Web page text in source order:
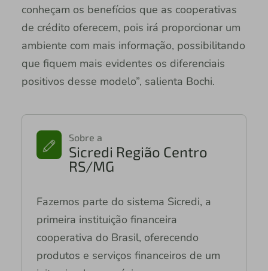
conheçam os benefícios que as cooperativas
de crédito oferecem, pois irá proporcionar um
ambiente com mais informação, possibilitando
que fiquem mais evidentes os diferenciais
positivos desse modelo”, salienta Bochi.
Sobre a
Sicredi Região Centro
RS/MG
Fazemos parte do sistema Sicredi, a
primeira instituição financeira
cooperativa do Brasil, oferecendo
produtos e serviços financeiros de um